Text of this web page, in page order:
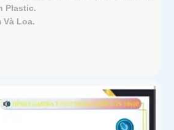
Plastic.
Và Loa.